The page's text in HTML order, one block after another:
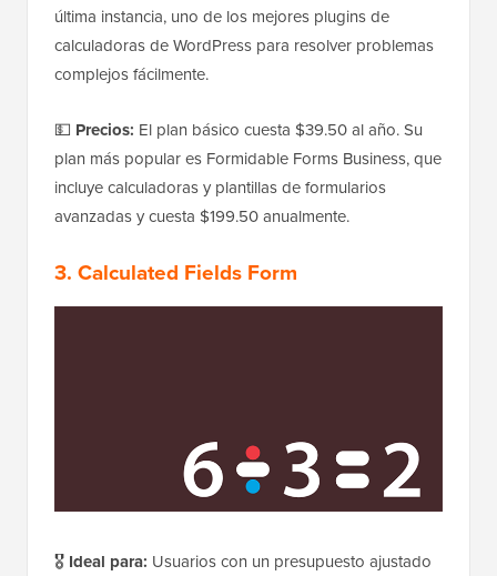
última instancia, uno de los mejores plugins de
calculadoras de WordPress para resolver problemas
complejos fácilmente.
💵 Precios: El plan básico cuesta $39.50 al año. Su
plan más popular es Formidable Forms Business, que
incluye calculadoras y plantillas de formularios
avanzadas y cuesta $199.50 anualmente.
3. Calculated Fields Form
🎖️ Ideal para: Usuarios con un presupuesto ajustado